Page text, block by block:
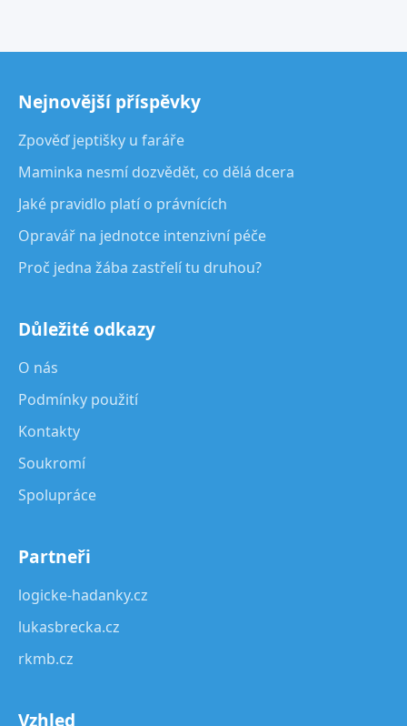
Nejnovější příspěvky
Zpověď jeptišky u faráře
Maminka nesmí dozvědět, co dělá dcera
Jaké pravidlo platí o právnících
Opravář na jednotce intenzivní péče
Proč jedna žába zastřelí tu druhou?
Důležité odkazy
O nás
Podmínky použití
Kontakty
Soukromí
Spolupráce
Partneři
logicke-hadanky.cz
lukasbrecka.cz
rkmb.cz
Vzhled